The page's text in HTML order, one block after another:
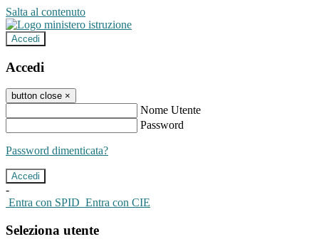
Salta al contenuto
Accedi
Accedi
button close ×
Nome Utente
Password
Password dimenticata?
-
Entra con SPID Entra con CIE
Seleziona utente